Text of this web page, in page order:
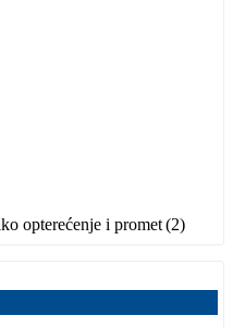
opterećenje i promet(2)